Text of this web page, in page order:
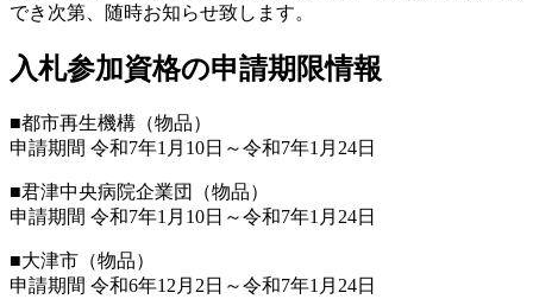
でき次第、随時お知らせ致します。
入札参加資格の申請期限情報
■都市再生機構（物品）
申請期間 令和7年1月10日～令和7年1月24日
■君津中央病院企業団（物品）
申請期間 令和7年1月10日～令和7年1月24日
■大津市（物品）
申請期間 令和6年12月2日～令和7年1月24日